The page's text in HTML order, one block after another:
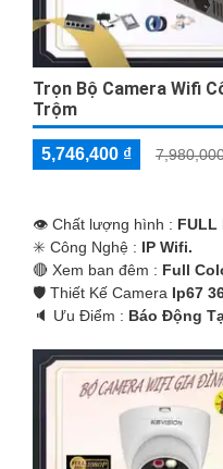
Trọn Bộ Camera Wifi
Trộm
5,746,400 ₫
👁 Chất lượng hình : FULL
✳️ Công Nghệ : IP Wifi.
🔴 Xem ban đêm : Full
🛡 Thiết Kế Camera Ip67
️🔈 Ưu Điểm : Báo Động